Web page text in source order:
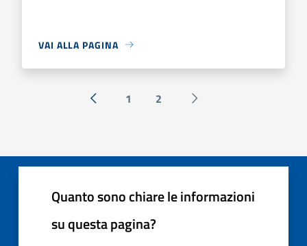
VAI ALLA PAGINA
« Precedente
1 2 Successiva »
Quanto sono chiare le informazioni
su questa pagina?